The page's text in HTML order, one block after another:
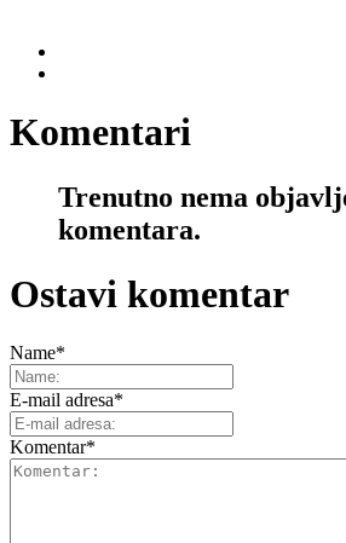
Komentari
Trenutno nema
komentara.
Ostavi komentar
Name*
E-mail adresa*
Komentar*